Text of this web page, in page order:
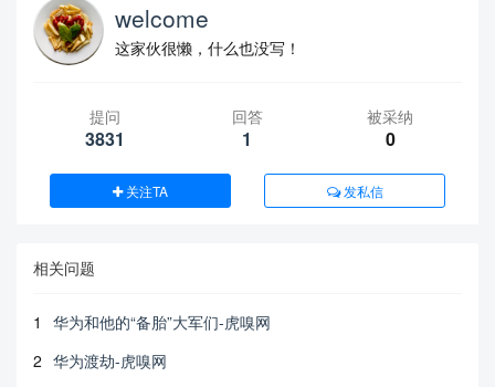
welcome
这家伙很懒，什么也没写！
提问
3831
回答
1
被采纳
0
关注TA 发私信
相关问题
1
华为和他的“备胎”大军们-虎嗅网
2 华为渡劫-虎嗅网